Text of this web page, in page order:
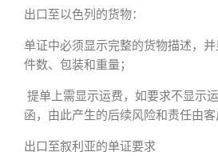
出口至以色列的货物：
单证中必须显示完整的货物描述，
件数、包装和重量；
提单上需显示运费，如要求不显示
函，由此产生的后续风险和责任由客
出口至叙利亚的单证要求